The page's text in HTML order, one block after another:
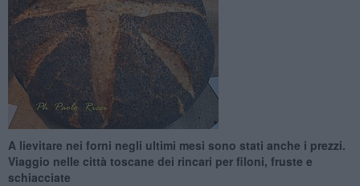
A lievitare nei forni negli ultimi mesi sono stati anche i prezzi.
Viaggio nelle città toscane dei rincari per filoni, fruste e
schiacciate